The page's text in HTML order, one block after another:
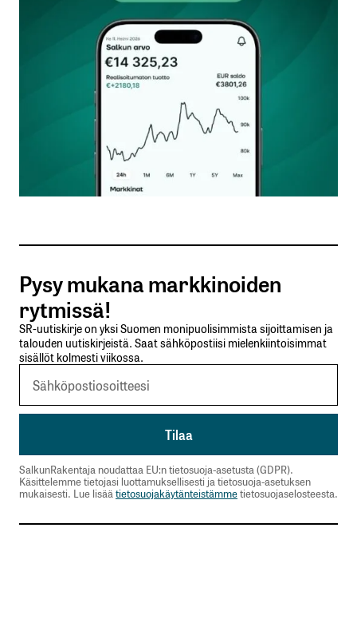
Kommentti*
Nimesi tai nimimerkkisi
Sähköpostiosoitteesi
Tilaa SalkunRakentajan uutiskirje
Lähetä kommentti
Pysy mukana markkinoiden
rytmissä!
SR-uutiskirje on yksi Suomen monipuolisimmista sijoittamisen ja
talouden uutiskirjeistä. Saat sähköpostiisi mielenkiintoisimmat
sisällöt kolmesti viikossa.
SalkunRakentaja noudattaa EU:n tietosuoja-asetusta (GDPR).
Käsittelemme tietojasi luottamuksellisesti ja tietosuoja-asetuksen
mukaisesti. Lue lisää tietosuojakäytänteistämmetietosuojaselosteesta.